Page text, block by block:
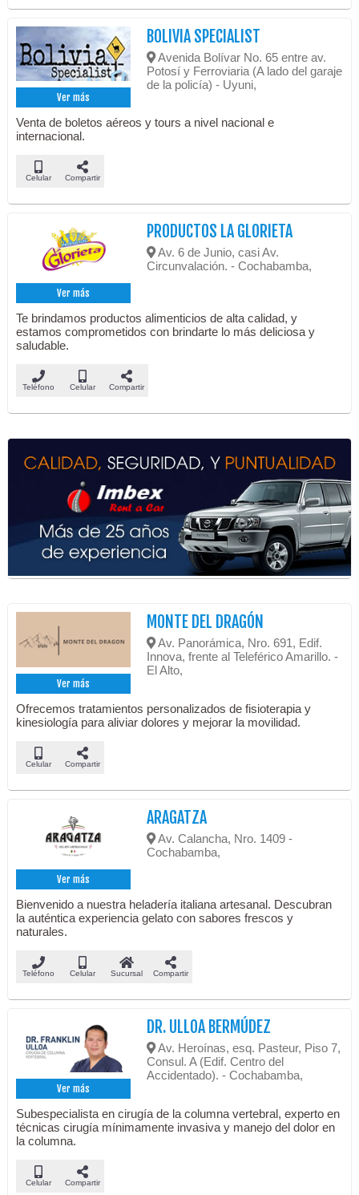
Ver más
BOLIVIA SPECIALIST
Avenida Bolívar No. 65 entre av.
Potosí y Ferroviaria (A lado del garaje
de la policía) - Uyuni,
Venta de boletos aéreos y tours a nivel nacional e
internacional.
Celular Compartir
Ver más
PRODUCTOS LA GLORIETA
Av. 6 de Junio, casi Av.
Circunvalación. - Cochabamba,
Te brindamos productos alimenticios de alta calidad, y
estamos comprometidos con brindarte lo más deliciosa y
saludable.
Teléfono Celular Compartir
Ver más
MONTE DEL DRAGÓN
Av. Panorámica, Nro. 691, Edif.
Innova, frente al Teleférico Amarillo. -
El Alto,
Ofrecemos tratamientos personalizados de fisioterapia y
kinesiología para aliviar dolores y mejorar la movilidad.
Celular Compartir
Ver más
ARAGATZA
Av. Calancha, Nro. 1409 -
Cochabamba,
Bienvenido a nuestra heladería italiana artesanal. Descubran
la auténtica experiencia gelato con sabores frescos y
naturales.
Teléfono Celular Sucursal Compartir
Ver más
DR. ULLOA BERMÚDEZ
Av. Heroínas, esq. Pasteur, Piso 7,
Consul. A (Edif. Centro del
Accidentado). - Cochabamba,
Subespecialista en cirugía de la columna vertebral, experto en
técnicas cirugía mínimamente invasiva y manejo del dolor en
la columna.
Celular Compartir